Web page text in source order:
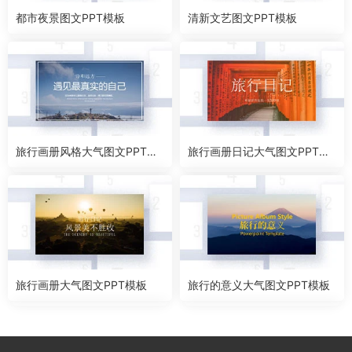
都市夜景图文PPT模板 清新文艺图文PPT模板
旅行画册风格大气图文PPT模
旅行画册日记大气图文PPT模
旅行画册大气图文PPT模板 旅行的意义大气图文PPT模板